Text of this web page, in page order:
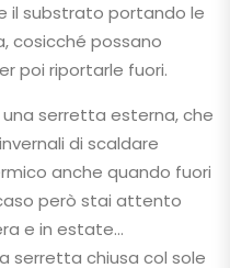
il substrato portando le
cosicché possano
poi riportarle fuori.
serretta esterna, che
di scaldare
anche quando fuori
però stai attento
e in estate…
serretta chiusa col sole